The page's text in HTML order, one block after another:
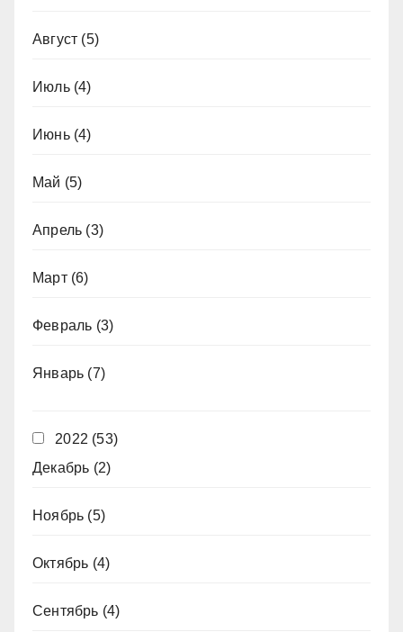
Август (5)
Июль(4)
Июнь(4)
Май (5)
Апрель (3)
Март(6)
Февраль (3)
Январь (7)
2022 (53)
Декабрь (2)
Ноябрь (5)
Октябрь (4)
Сентябрь (4)